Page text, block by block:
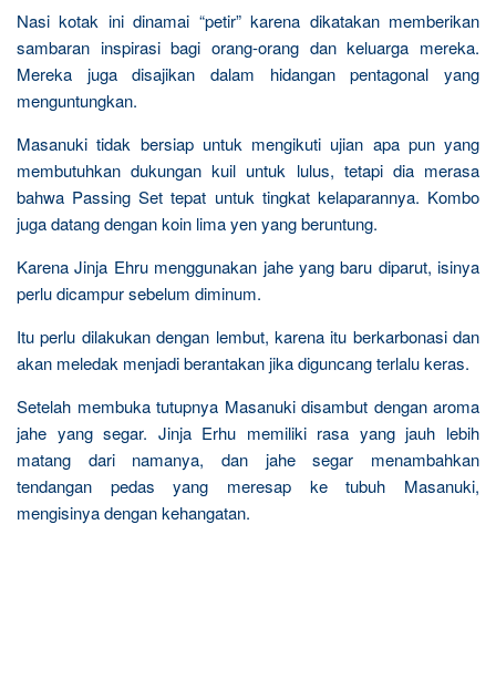
Nasi kotak ini dinamai “petir” karena dikatakan memberikan
sambaran inspirasi bagi orang-orang dan keluarga mereka.
Mereka juga disajikan dalam hidangan pentagonal yang
menguntungkan.
Masanuki tidak bersiap untuk mengikuti ujian apa pun yang
membutuhkan dukungan kuil untuk lulus, tetapi dia merasa
bahwa Passing Set tepat untuk tingkat kelaparannya. Kombo
juga datang dengan koin lima yen yang beruntung.
Karena Jinja Ehru menggunakan jahe yang baru diparut, isinya
perlu dicampur sebelum diminum.
Itu perlu dilakukan dengan lembut, karena itu berkarbonasi dan
akan meledak menjadi berantakan jika diguncang terlalu keras.
Setelah membuka tutupnya Masanuki disambut dengan aroma
jahe yang segar. Jinja Erhu memiliki rasa yang jauh lebih
matang dari namanya, dan jahe segar menambahkan
tendangan pedas yang meresap ke tubuh Masanuki,
mengisinya dengan kehangatan.